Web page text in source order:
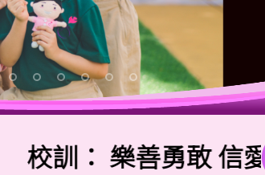
訓：樂善勇敢 信愛勤誠